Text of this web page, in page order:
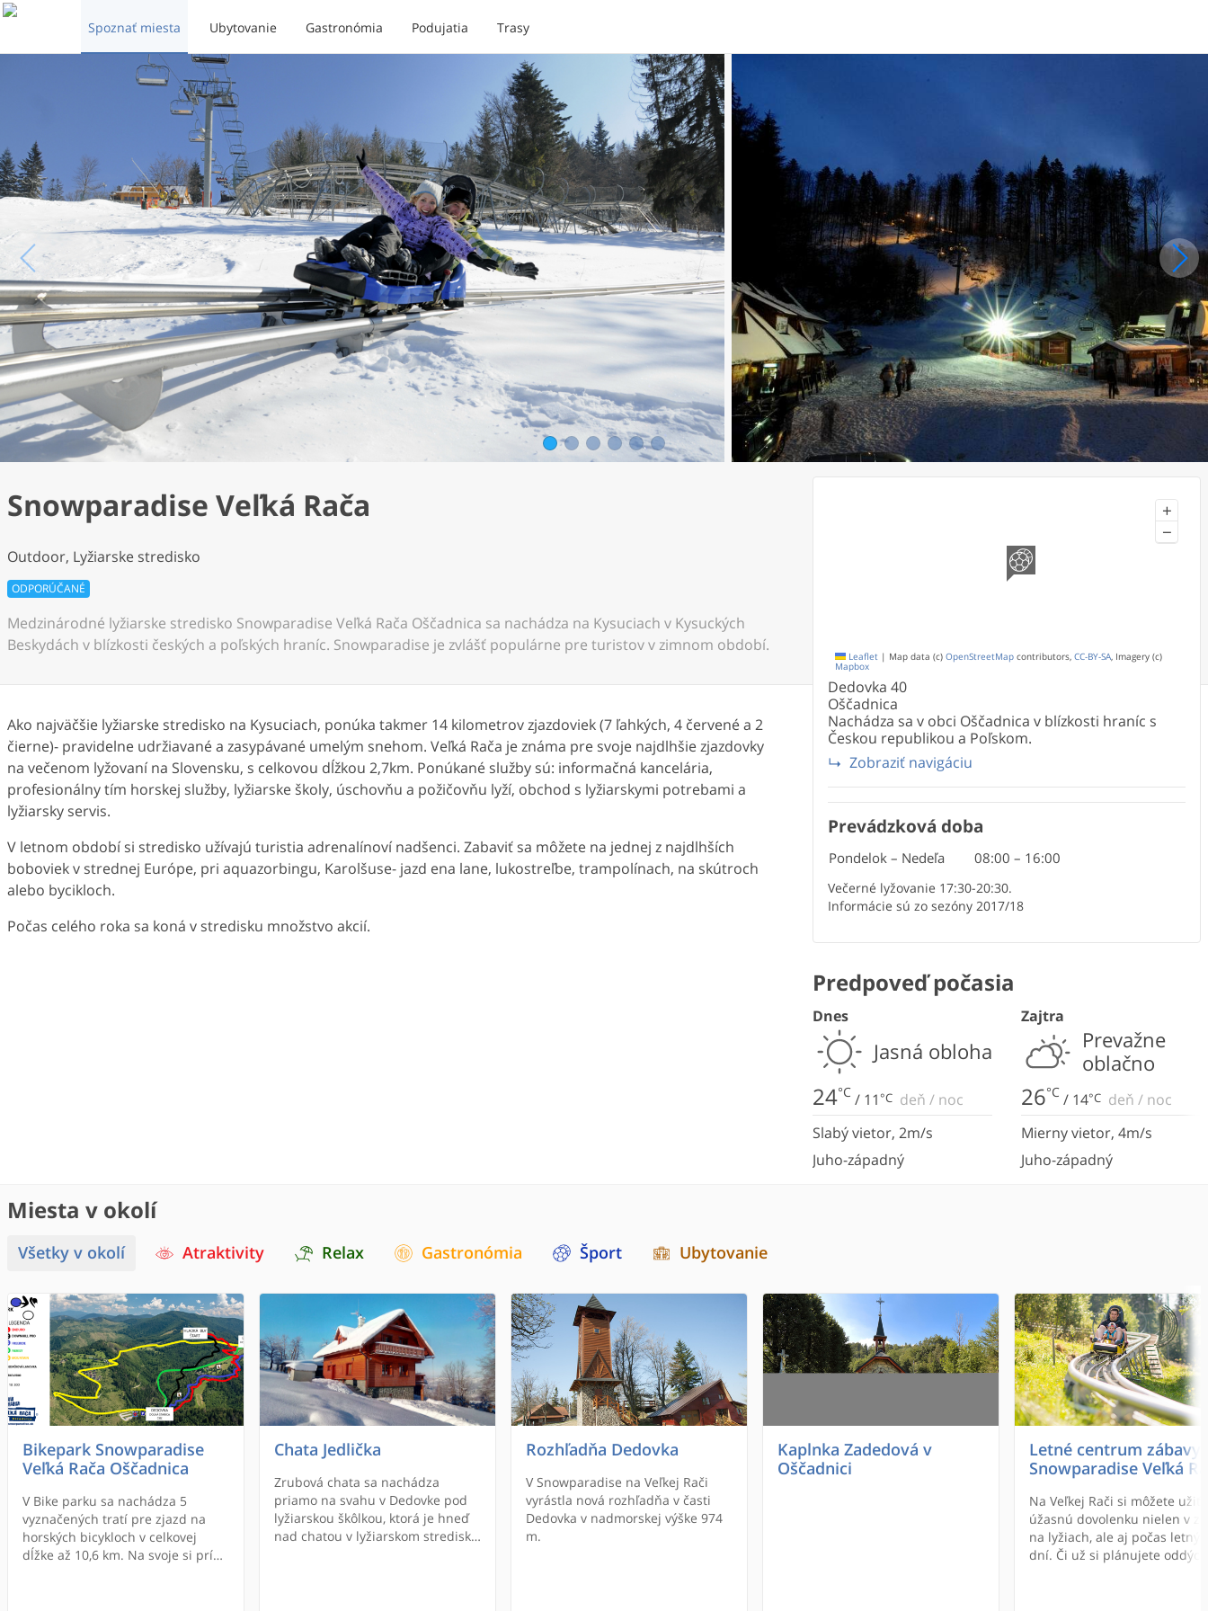
Spoznať miesta Ubytovanie Gastronómia Podujatia Trasy
1 2 3 4 5 6
Snowparadise Veľká Rača
Outdoor, Lyžiarske stredisko
ODPORÚČANÉ
Medzinárodné lyžiarske stredisko Snowparadise Veľká Rača Oščadnica sa nachádza na Kysuciach v Kysuckých
Beskydách v blízkosti českých a poľských hraníc. Snowparadise je zvlášť populárne pre turistov v zimnom období.
Ako najväčšie lyžiarske stredisko na Kysuciach, ponúka takmer 14 kilometrov zjazdoviek (7 ľahkých, 4 červené a 2
čierne)- pravidelne udržiavané a zasypávané umelým snehom. Veľká Rača je známa pre svoje najdlhšie zjazdovky
na večenom lyžovaní na Slovensku, s celkovou dĺžkou 2,7km. Ponúkané služby sú: informačná kancelária,
profesionálny tím horskej služby, lyžiarske školy, úschovňu a požičovňu lyží, obchod s lyžiarskymi potrebami a
lyžiarsky servis.
V letnom období si stredisko užívajú turistia adrenalínoví nadšenci. Zabaviť sa môžete na jednej z najdlhších
boboviek v strednej Európe, pri aquazorbingu, Karolšuse- jazd ena lane, lukostreľbe, trampolínach, na skútroch
alebo bycikloch.
Počas celého roka sa koná v stredisku množstvo akcií.
+
−
Leaflet | Map data (c) OpenStreetMap contributors, CC-BY-SA , Imagery (c)
Mapbox
Dedovka 40
Oščadnica
Nachádza sa v obci Oščadnica v blízkosti hraníc s
Českou republikou a Poľskom.
Zobraziť navigáciu
Prevádzková doba
Pondelok – Nedeľa 08:00 – 16:00
Večerné lyžovanie 17:30-20:30.
Informácie sú zo sezóny 2017/18
Predpoveď počasia
Dnes
Jasná obloha
24°C / 11°C deň / noc
Slabý vietor, 2m/s
Juho-západný
Zajtra
Prevažne
oblačno
26°C / 14°C deň / noc
Mierny vietor, 4m/s
Juho-západný
Miesta v okolí
Všetky v okolí Atraktivity Relax Gastronómia Šport Ubytovanie
Bikepark Snowparadise
Veľká Rača Oščadnica
V Bike parku sa nachádza 5
vyznačených tratí pre zjazd na
horských bicykloch v celkovej
dĺžke až 10,6 km. Na svoje si prídu
Chata Jedlička
Zrubová chata sa nachádza
priamo na svahu v Dedovke pod
lyžiarskou škôlkou, ktorá je hneď
nad chatou v lyžiarskom stredisku
Rozhľadňa Dedovka
V Snowparadise na Veľkej Rači
vyrástla nová rozhľadňa v časti
Dedovka v nadmorskej výške 974
m.
Kaplnka Zadedová v
Oščadnici
Letné centrum zábavy
Snowparadise Veľká
Na Veľkej Rači si môžete užiť
úžasnú dovolenku nielen v
na lyžiach, ale aj počas
dní. Či už si plánujete